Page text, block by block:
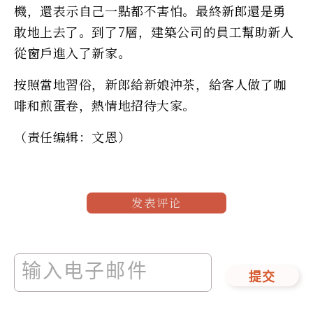
機，還表示自己一點都不害怕。最終新郎還是勇
敢地上去了。到了7層，建築公司的員工幫助新人
從窗戶進入了新家。
按照當地習俗，新郎給新娘沖茶，給客人做了咖
啡和煎蛋卷，熱情地招待大家。
（责任编辑：文恩）
发表评论
提交